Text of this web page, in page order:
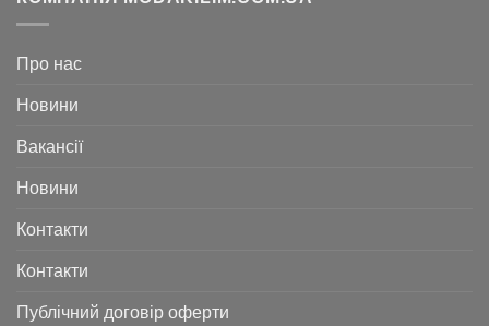
Про нас
Новини
Вакансії
Новини
Контакти
Контакти
Публічний договір оферти